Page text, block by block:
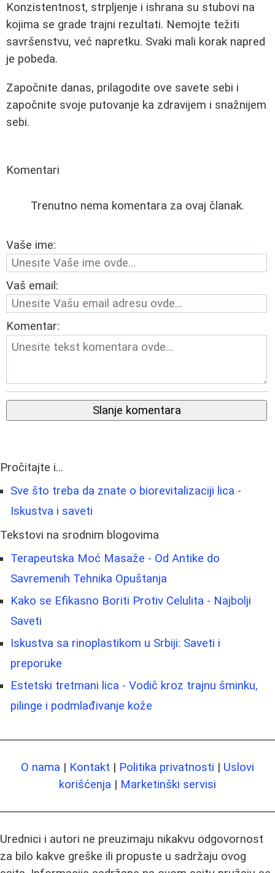
Konzistentnost, strpljenje i ishrana su stubovi na
kojima se grade trajni rezultati. Nemojte težiti
savršenstvu, već napretku. Svaki mali korak napred
je pobeda.
Započnite danas, prilagodite ove savete sebi i
započnite svoje putovanje ka zdravijem i snažnijem
sebi.
Komentari
Trenutno nema komentara za ovaj članak.
Vaše ime:
Vaš email:
Komentar:
Slanje komentara
Pročitajte i...
Sve što treba da znate o biorevitalizaciji lica -
Iskustva i saveti
Tekstovi na srodnim blogovima
Terapeutska Moć Masaže - Od Antike do
Savremenih Tehnika Opuštanja
Kako se Efikasno Boriti Protiv Celulita - Najbolji
Saveti
Iskustva sa rinoplastikom u Srbiji: Saveti i
preporuke
Estetski tretmani lica - Vodič kroz trajnu šminku,
pilinge i podmlađivanje kože
O nama | Kontakt | Politika privatnosti | Uslovi
korišćenja | Marketinški servisi
Urednici i autori ne preuzimaju nikakvu odgovornost
za bilo kakve greške ili propuste u sadržaju ovog